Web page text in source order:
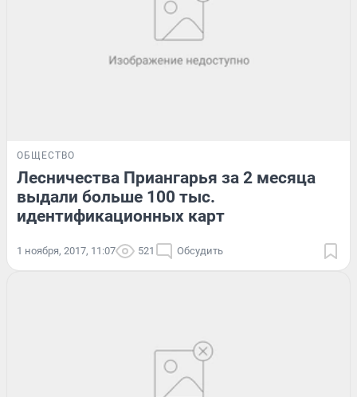
ОБЩЕСТВО
Лесничества Приангарья за 2 месяца
выдали больше 100 тыс.
идентификационных карт
1 ноября, 2017, 11:07 521 Обсудить